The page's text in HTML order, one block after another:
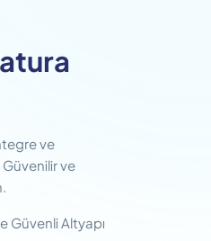
ve
ve
Güvenli Altyapı